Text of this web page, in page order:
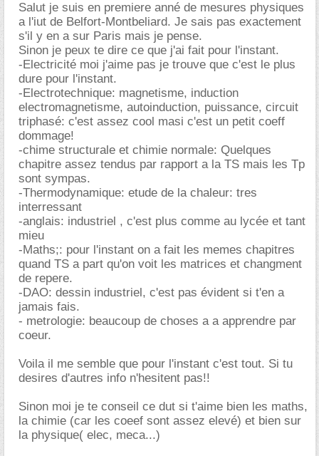
Salut je suis en premiere anné de mesures physiques
a l'iut de Belfort-Montbeliard. Je sais pas exactement
s'il y en a sur Paris mais je pense.
Sinon je peux te dire ce que j'ai fait pour l'instant.
-Electricité moi j'aime pas je trouve que c'est le plus
dure pour l'instant.
-Electrotechnique: magnetisme, induction
electromagnetisme, autoinduction, puissance, circuit
triphasé: c'est assez cool masi c'est un petit coeff
dommage!
-chime structurale et chimie normale: Quelques
chapitre assez tendus par rapport a la TS mais les Tp
sont sympas.
-Thermodynamique: etude de la chaleur: tres
interressant
-anglais: industriel , c'est plus comme au lycée et tant
mieu
-Maths;: pour l'instant on a fait les memes chapitres
quand TS a part qu'on voit les matrices et changment
de repere.
-DAO: dessin industriel, c'est pas évident si t'en a
jamais fais.
- metrologie: beaucoup de choses a a apprendre par
coeur.
Voila il me semble que pour l'instant c'est tout. Si tu
desires d'autres info n'hesitent pas!!
Sinon moi je te conseil ce dut si t'aime bien les maths,
la chimie (car les coeef sont assez elevé) et bien sur
la physique( elec, meca...)